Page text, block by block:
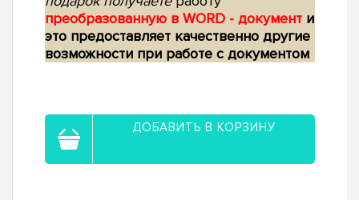
преобразованную в WORD - документ и
это предоставляет качественно другие
возможности при работе с документом
ДОБАВИТЬ В КОРЗИНУ